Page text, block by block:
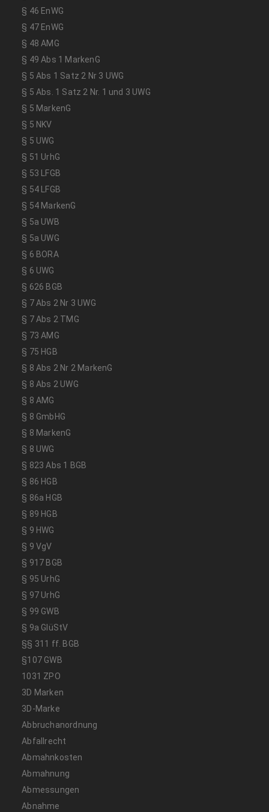
§ 46 EnWG
§ 47 EnWG
§ 48 AMG
§ 49 Abs 1 MarkenG
§ 5 Abs 1 Satz 2 Nr 3 UWG
§ 5 Abs. 1 Satz 2 Nr. 1 und 3 UWG
§ 5 MarkenG
§ 5 NKV
§ 5 UWG
§ 51 UrhG
§ 53 LFGB
§ 54 LFGB
§ 54 MarkenG
§ 5a UWB
§ 5a UWG
§ 6 BORA
§ 6 UWG
§ 626 BGB
§ 7 Abs 2 Nr 3 UWG
§ 7 Abs 2 TMG
§ 73 AMG
§ 75 HGB
§ 8 Abs 2 Nr 2 MarkenG
§ 8 Abs 2 UWG
§ 8 AMG
§ 8 GmbHG
§ 8 MarkenG
§ 8 UWG
§ 823 Abs 1 BGB
§ 86 HGB
§ 86a HGB
§ 89 HGB
§ 9 HWG
§ 9 VgV
§ 917 BGB
§ 95 UrhG
§ 97 UrhG
§ 99 GWB
§ 9a GlüStV
§§ 311 ff. BGB
§107 GWB
1031 ZPO
3D Marken
3D-Marke
Abbruchanordnung
Abfallrecht
Abmahnkosten
Abmahnung
Abmessungen
Abnahme